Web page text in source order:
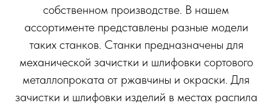
собственном производстве. В нашем
ассортименте представлены разные модели
таких станков. Станки предназначены для
механической зачистки и шлифовки сортового
металлопроката от ржавчины и окраски. Для
зачистки и шлифовки изделий в местах распила